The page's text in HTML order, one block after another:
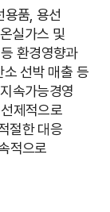
용품, 용선
실가스 및
환경영향과
소 선박 매출 등
속가능경영
제적으로
절한 대응
적으로